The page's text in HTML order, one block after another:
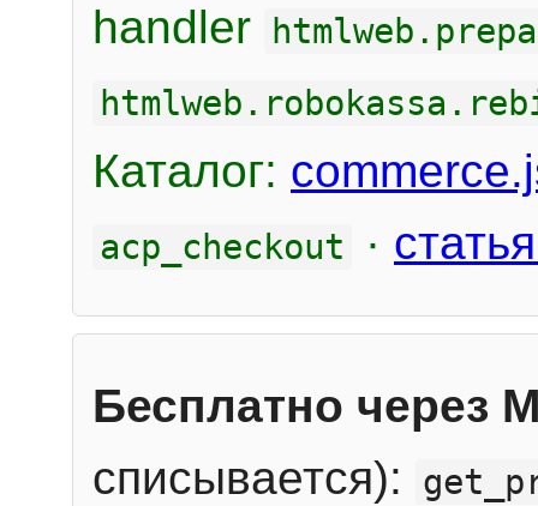
handler
Каталог:
acp_checkout ·
Бесплатно через
списывается):